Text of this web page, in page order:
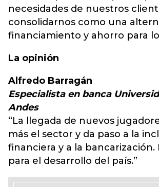
necesidades de nuestros
consolidarnos como una
financiamiento y ahorro para
La opinión
Alfredo Barragán
Especialista en banca
Andes
“La llegada de nuevos
más el sector y da paso a la
financiera y a la bancarización.
para el desarrollo del país.”